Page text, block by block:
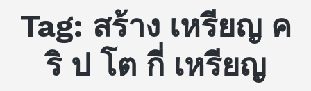
Tag: สร้าง เหรียญ ค
ริ ป โต กี่ เหรียญ